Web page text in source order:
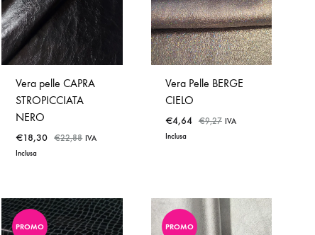
Vera pelle CAPRA
STROPICCIATA
NERO
€18,30 €22,88 IVA
Inclusa
Vera Pelle BERGE
CIELO
€4,64 €9,27 IVA
Inclusa
ADD
PROMO PROMO